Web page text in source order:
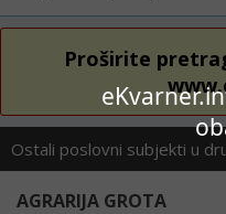
Proširite
Ostali poslovni subjekti u
AGRARIJA GROTA